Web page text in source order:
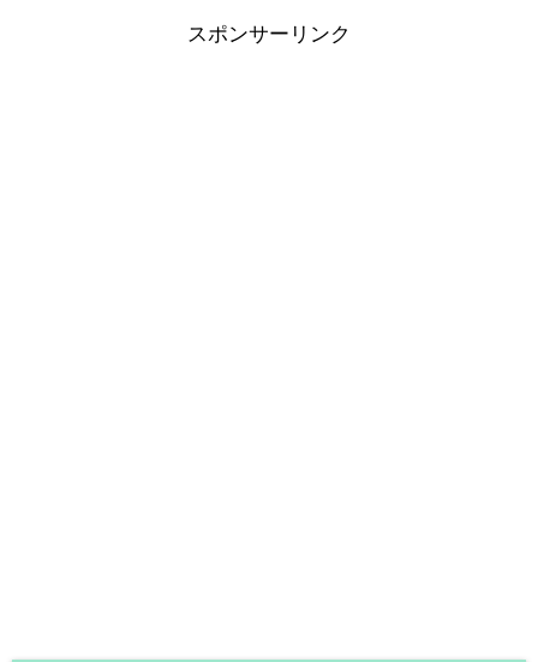
スポンサーリンク